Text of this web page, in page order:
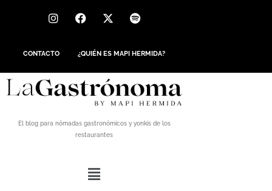
CONTACTO ¿QUIÉN ES MAPI HERMIDA?
El blog para nómadas gastronómicos y yonkis de los
restaurantes